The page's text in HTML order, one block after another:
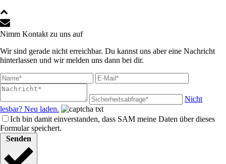
Nimm Kontakt zu uns auf
Wir sind gerade nicht erreichbar. Du kannst uns aber eine Nachricht
hinterlassen und wir melden uns dann bei dir.
Nicht
lesbar? Neu laden.
Ich bin damit einverstanden, dass SAM meine Daten über dieses
Formular speichert.
Senden